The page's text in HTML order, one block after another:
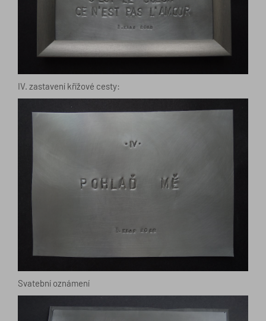
IV. zastavení křížové cesty:
Svatební oznámení